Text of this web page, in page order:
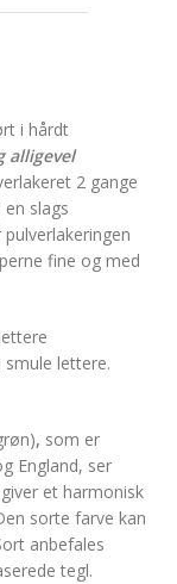
i hårdt
alligevel
2 gange
slags
fine og med
lettere.
, som er
England, ser
et harmonisk
sorte farve kan
anbefales
tegl.